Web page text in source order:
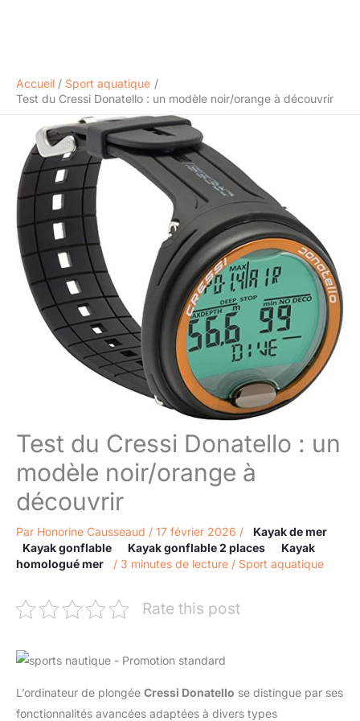
Accueil
Sport aquatique
Test du Cressi Donatello : un modèle noir/orange à découvrir
Test du Cressi Donatello : un
modèle noir/orange à
découvrir
Par Honorine Causseaud / 17 février 2026 /
Kayak de mer
Kayak gonflable
Kayak gonflable 2 places
Kayak
homologué mer
/ 3 minutes de lecture / Sport aquatique
Rate this post
L’ordinateur de plongée Cressi Donatello se distingue par ses
fonctionnalités avancées adaptées à divers types